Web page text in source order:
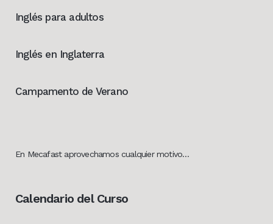
Inglés para adultos
Inglés en Inglaterra
Campamento de Verano
En Mecafast aprovechamos cualquier motivo…
Calendario del Curso